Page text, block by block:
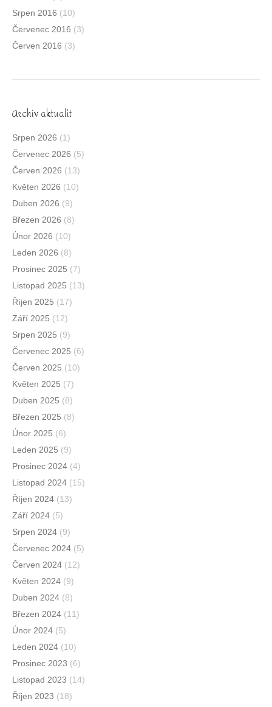
Srpen 2016 (10)
Červenec 2016 (3)
Červen 2016 (3)
Archív aktualit
Srpen 2026 (1)
Červenec 2026 (5)
Červen 2026 (13)
Květen 2026 (10)
Duben 2026 (9)
Březen 2026 (8)
Únor 2026 (10)
Leden 2026 (8)
Prosinec 2025 (7)
Listopad 2025 (13)
Říjen 2025 (17)
Září 2025 (12)
Srpen 2025 (9)
Červenec 2025 (6)
Červen 2025 (10)
Květen 2025 (7)
Duben 2025 (8)
Březen 2025 (8)
Únor 2025 (6)
Leden 2025 (9)
Prosinec 2024 (4)
Listopad 2024 (15)
Říjen 2024 (13)
Září 2024 (5)
Srpen 2024 (9)
Červenec 2024 (5)
Červen 2024 (12)
Květen 2024 (9)
Duben 2024 (8)
Březen 2024 (11)
Únor 2024 (5)
Leden 2024 (10)
Prosinec 2023 (6)
Listopad 2023 (14)
Říjen 2023 (18)